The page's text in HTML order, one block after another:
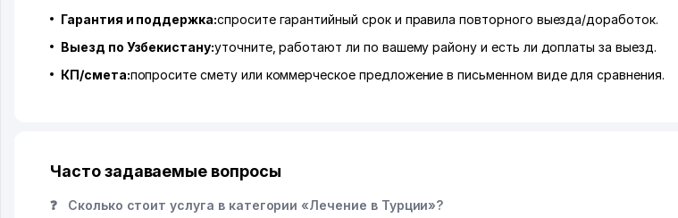
Гарантия и поддержка:спросите гарантийный срок и правила повторного выезда/доработок.
Выезд по Узбекистану:уточните, работают ли по вашему району и есть ли доплаты за выезд.
КП/смета:попросите смету или коммерческое предложение в письменном виде для сравнения.
Часто задаваемые вопросы
❓ Сколько стоит услуга в категории «Лечение в Турции»?